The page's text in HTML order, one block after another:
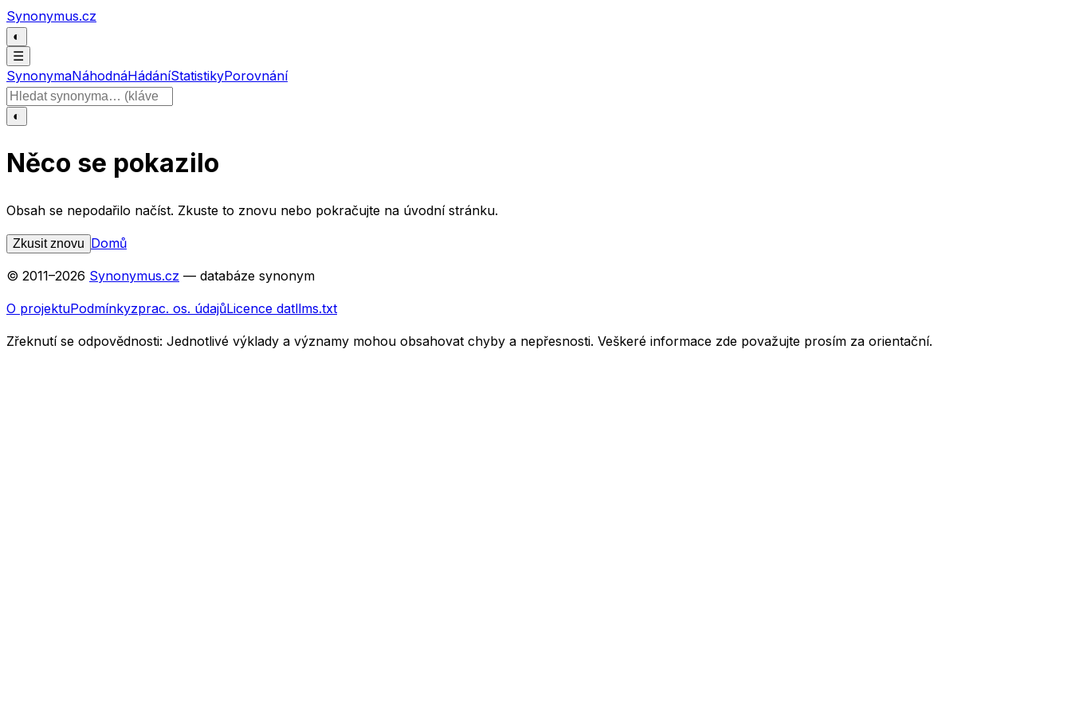
Přeskočit na obsah
Synonymus.cz
◐
☰
SynonymaNáhodnáHádáníStatistikyPorovnání
Hledat slovo
◐
Něco se pokazilo
Obsah se nepodařilo načíst. Zkuste to znovu nebo pokračujte na úvodní stránku.
Zkusit znovu Domů
© 2011–2026 Synonymus.cz — databáze synonym
O projektuPodmínkyzprac. os. údajůLicence datllms.txt
Zřeknutí se odpovědnosti: Jednotlivé výklady a významy mohou obsahovat chyby a nepřesnosti. Veškeré informace zde považujte prosím za orientační.